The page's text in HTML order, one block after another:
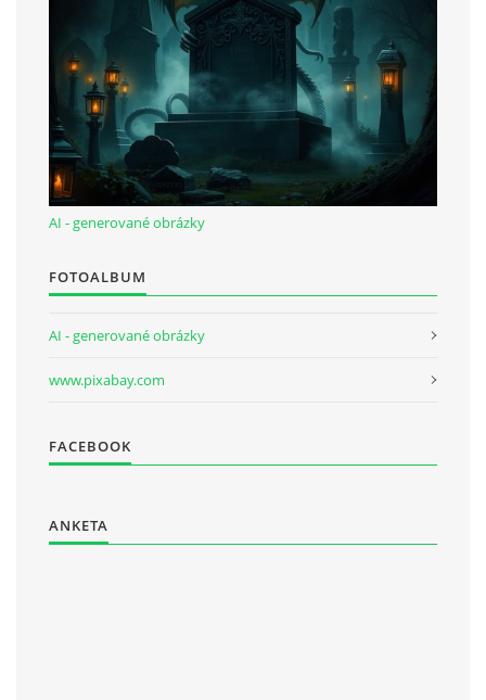
AI - generované obrázky
FOTOALBUM
AI - generované obrázky
www.pixabay.com
FACEBOOK
ANKETA